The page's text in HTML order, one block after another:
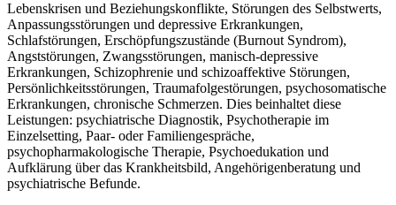
Lebenskrisen und Beziehungskonflikte, Störungen des Selbstwerts,
Anpassungsstörungen und depressive Erkrankungen,
Schlafstörungen, Erschöpfungszustände (Burnout Syndrom),
Angststörungen, Zwangsstörungen, manisch-depressive
Erkrankungen, Schizophrenie und schizoaffektive Störungen,
Persönlichkeitsstörungen, Traumafolgestörungen, psychosomatische
Erkrankungen, chronische Schmerzen. Dies beinhaltet diese
Leistungen: psychiatrische Diagnostik, Psychotherapie im
Einzelsetting, Paar- oder Familiengespräche,
psychopharmakologische Therapie, Psychoedukation und
Aufklärung über das Krankheitsbild, Angehörigenberatung und
psychiatrische Befunde.